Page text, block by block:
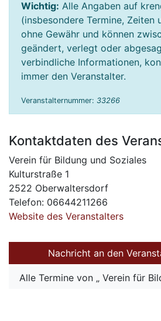
Wichtig: Alle Angaben auf
(insbesondere Termine, Zeiten
ohne Gewähr und können
geändert, verlegt oder
verbindliche Informationen,
immer den Veranstalter.
Veranstalternummer: 33266
Kontaktdaten des
Verein für Bildung und Soziales
Kulturstraße 1
2522 Oberwaltersdorf
Telefon: 06644211266
Website des Veranstalters
Nachricht an den
Alle Termine von „ Verein für